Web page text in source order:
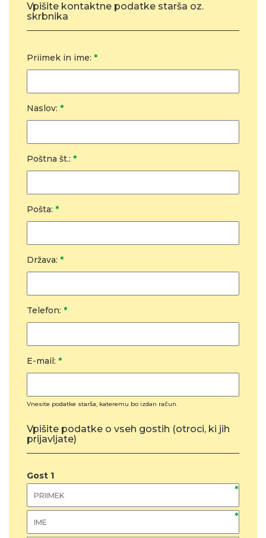
Vpišite kontaktne podatke starša oz.
skrbnika
Priimek in ime: *
Naslov: *
Poštna št.: *
Pošta: *
Država: *
Telefon: *
E-mail: *
Vnesite podatke starša, kateremu bo izdan račun.
Vpišite podatke o vseh gostih (otroci, ki jih
prijavljate)
Gost 1
*
*